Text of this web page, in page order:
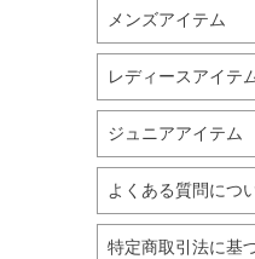
野球・ソフトボール
ゴルフ
卓球用品
ラグビー用品
グランドゴルフ
コロンビア
キャラバン
シナノ
チャムス
その他
メンズアイテム
レディースアイテ
ジュニアアイテム
よくある質問につ
特定商取引法に基